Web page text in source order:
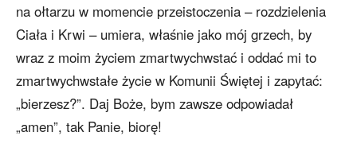
na ołtarzu w momencie przeistoczenia – rozdzielenia
Ciała i Krwi – umiera, właśnie jako mój grzech, by
wraz z moim życiem zmartwychwstać i oddać mi to
zmartwychwstałe życie w Komunii Świętej i zapytać:
„bierzesz?”. Daj Boże, bym zawsze odpowiadał
„amen”, tak Panie, biorę!